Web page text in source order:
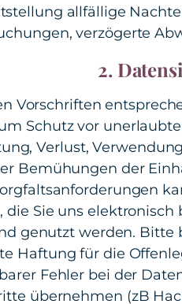
allfällige
verzögerte
2.
Vorschriften
Schutz vor
Verlust,
Bemühungen der
die Sie uns
genutzt werden. Bitte
Haftung für die
Fehler bei der
übernehmen (zB